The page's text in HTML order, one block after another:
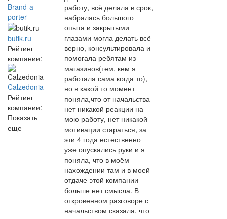
Brand-a-
porter
butik.ru
Рейтинг
компании:
Calzedonia
Рейтинг
компании:
Показать
еще
работу, всё делала в срок,
набралась большого
опыта и закрытыми
глазами могла делать всё
верно, консультировала и
помогала ребятам из
магазинов(тем, кем я
работала сама когда то),
но в какой то момент
поняла,что от начальства
нет никакой реакции на
мою работу, нет никакой
мотивации стараться, за
эти 4 года естественно
уже опускались руки и я
поняла, что в моём
нахождении там и в моей
отдаче этой компании
больше нет смысла. В
откровенном разговоре с
начальством сказала, что